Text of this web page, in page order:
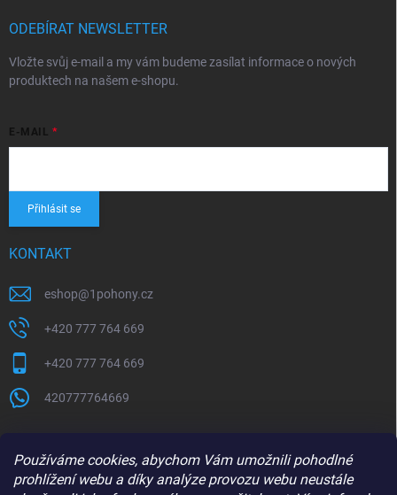
Používáme cookies, abychom Vám umožnili pohodlné
prohlížení webu a díky analýze provozu webu neustále
ODEBÍRAT NEWSLETTER
Vložte svůj e-mail a my vám budeme zasílat informace o nových
produktech na našem e-shopu.
E-MAIL
Přihlásit se
KONTAKT
eshop@1pohony.cz
+420 777 764 669
+420 777 764 669
420777764669